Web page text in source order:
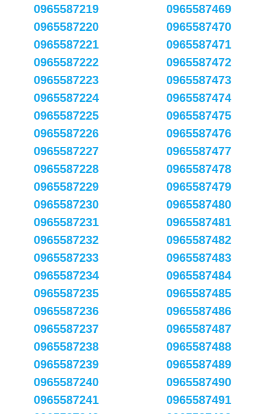
0965587219
0965587220
0965587221
0965587222
0965587223
0965587224
0965587225
0965587226
0965587227
0965587228
0965587229
0965587230
0965587231
0965587232
0965587233
0965587234
0965587235
0965587236
0965587237
0965587238
0965587239
0965587240
0965587241
0965587469
0965587470
0965587471
0965587472
0965587473
0965587474
0965587475
0965587476
0965587477
0965587478
0965587479
0965587480
0965587481
0965587482
0965587483
0965587484
0965587485
0965587486
0965587487
0965587488
0965587489
0965587490
0965587491